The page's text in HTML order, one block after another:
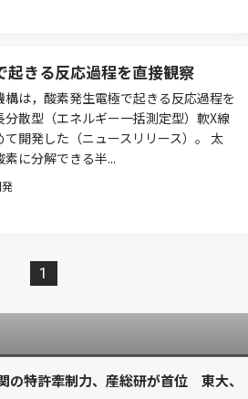
起きる反応過程を直接観察
は，酸素発生電極で起きる反応過程を
散型（エネルギー一括測定型）軟X線
開発した（ニュースリリース）。 太
に分解できる半...
1
の特許牽制力、産総研が首位 東大、